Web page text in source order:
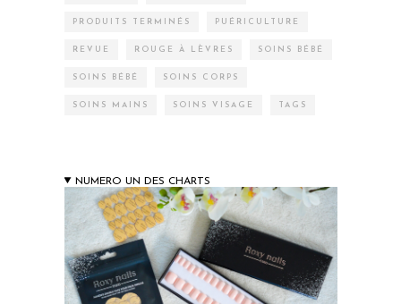
PRODUITS TERMINÉS PUÉRICULTURE
REVUE ROUGE À LÈVRES SOINS BÉBÉ
SOINS BÉBÉ SOINS CORPS
SOINS MAINS SOINS VISAGE TAGS
NUMERO UN DES CHARTS